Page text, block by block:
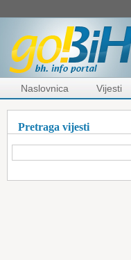
Naslovnica Vijesti
Pretraga vijesti